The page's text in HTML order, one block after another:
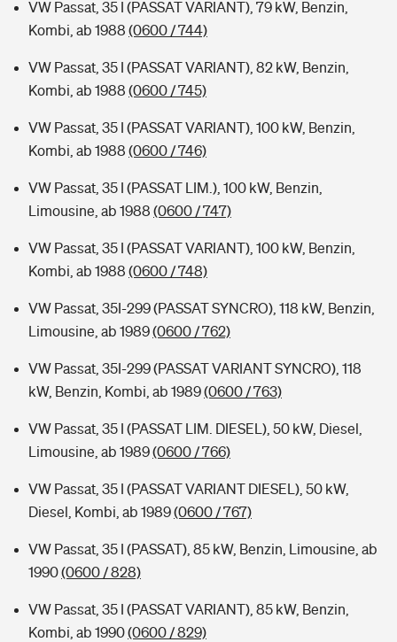
VW Passat, 35 I (PASSAT VARIANT), 79 kW, Benzin,
Kombi, ab 1988 (0600 / 744)
VW Passat, 35 I (PASSAT VARIANT), 82 kW, Benzin,
Kombi, ab 1988 (0600 / 745)
VW Passat, 35 I (PASSAT VARIANT), 100 kW, Benzin,
Kombi, ab 1988 (0600 / 746)
VW Passat, 35 I (PASSAT LIM.), 100 kW, Benzin,
Limousine, ab 1988 (0600 / 747)
VW Passat, 35 I (PASSAT VARIANT), 100 kW, Benzin,
Kombi, ab 1988 (0600 / 748)
VW Passat, 35I-299 (PASSAT SYNCRO), 118 kW, Benzin,
Limousine, ab 1989(0600 / 762)
VW Passat, 35I-299 (PASSAT VARIANT SYNCRO), 118
kW, Benzin, Kombi, ab 1989(0600 / 763)
VW Passat, 35 I (PASSAT LIM. DIESEL), 50 kW, Diesel,
Limousine, ab 1989(0600 / 766)
VW Passat, 35 I (PASSAT VARIANT DIESEL), 50 kW,
Diesel, Kombi, ab 1989(0600 / 767)
VW Passat, 35 I (PASSAT), 85 kW, Benzin, Limousine, ab
1990(0600 / 828)
VW Passat, 35 I (PASSAT VARIANT), 85 kW, Benzin,
Kombi, ab 1990(0600 / 829)